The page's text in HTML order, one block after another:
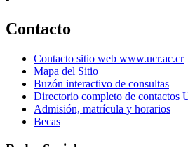
Contacto
Contacto sitio web www.ucr.ac.cr
Mapa del Sitio
Buzón interactivo de consultas
Directorio completo de contactos
Admisión, matrícula y horarios
Becas